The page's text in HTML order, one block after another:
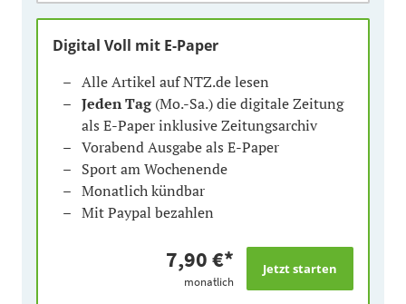
Digital Voll mit E-Paper
Alle Artikel auf NTZ.de lesen
Jeden Tag(Mo.-Sa.) die digitale Zeitung
als E-Paper inklusive Zeitungsarchiv
Vorabend Ausgabe als E-Paper
Sport am Wochenende
Monatlich kündbar
Mit Paypal bezahlen
7,90 €*
monatlich